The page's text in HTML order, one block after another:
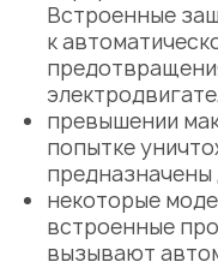
Встроенные
к
превышении
попытке
предназначены
некоторые
встроенные
вызывают